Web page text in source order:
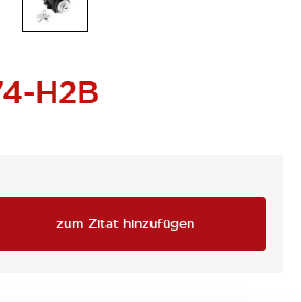
H2B
zum Zitat hinzufügen